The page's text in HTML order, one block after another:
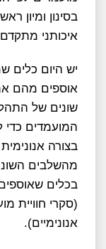
בסינון ומיון
איכותני
יש היום כלים
אוספים מהם
שונים של
המועמדים
בצורה
מהשלבים
בכלים
(סקרי חוויית
אנונימיים).